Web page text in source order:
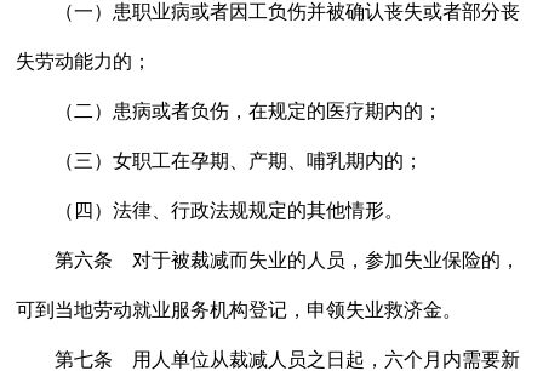
（一）患职业病或者因工负伤并被确认丧失或者部分丧
失劳动能力的；
（二）患病或者负伤，在规定的医疗期内的；
（三）女职工在孕期、产期、哺乳期内的；
（四）法律、行政法规规定的其他情形。
第六条 对于被裁减而失业的人员，参加失业保险的，
可到当地劳动就业服务机构登记，申领失业救济金。
第七条 用人单位从裁减人员之日起，六个月内需要新